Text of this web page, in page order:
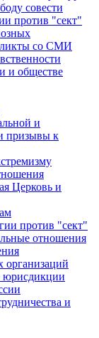
совести
против "сект"
со СМИ
и обществе
и
призывы к
Церковь и
против "сект"
отношения
организаций
юрисдикции
и